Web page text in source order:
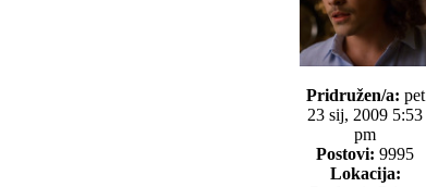
Pridružen/a: pet
23 sij, 2009 5:53
pm
Postovi: 9995
Lokacija: